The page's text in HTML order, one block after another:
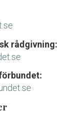
rådgivning: